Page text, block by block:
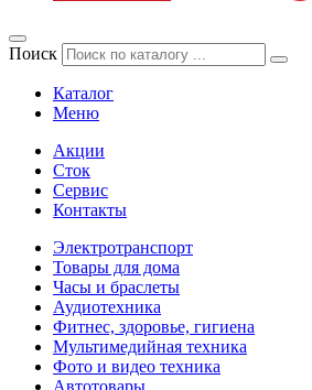
Поиск
Каталог
Меню
Акции
Сток
Сервис
Контакты
Электротранспорт
Товары для дома
Часы и браслеты
Аудиотехника
Фитнес, здоровье, гигиена
Мультимедийная техника
Фото и видео техника
Автотовары